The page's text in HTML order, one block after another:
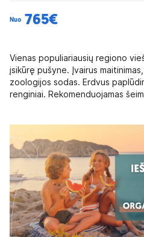
Nuo 765€
Vienas populiariausių regiono
įsikūrę pušyne. Įvairus
zoologijos sodas. Erdvus
renginiai. Rekomenduojamas